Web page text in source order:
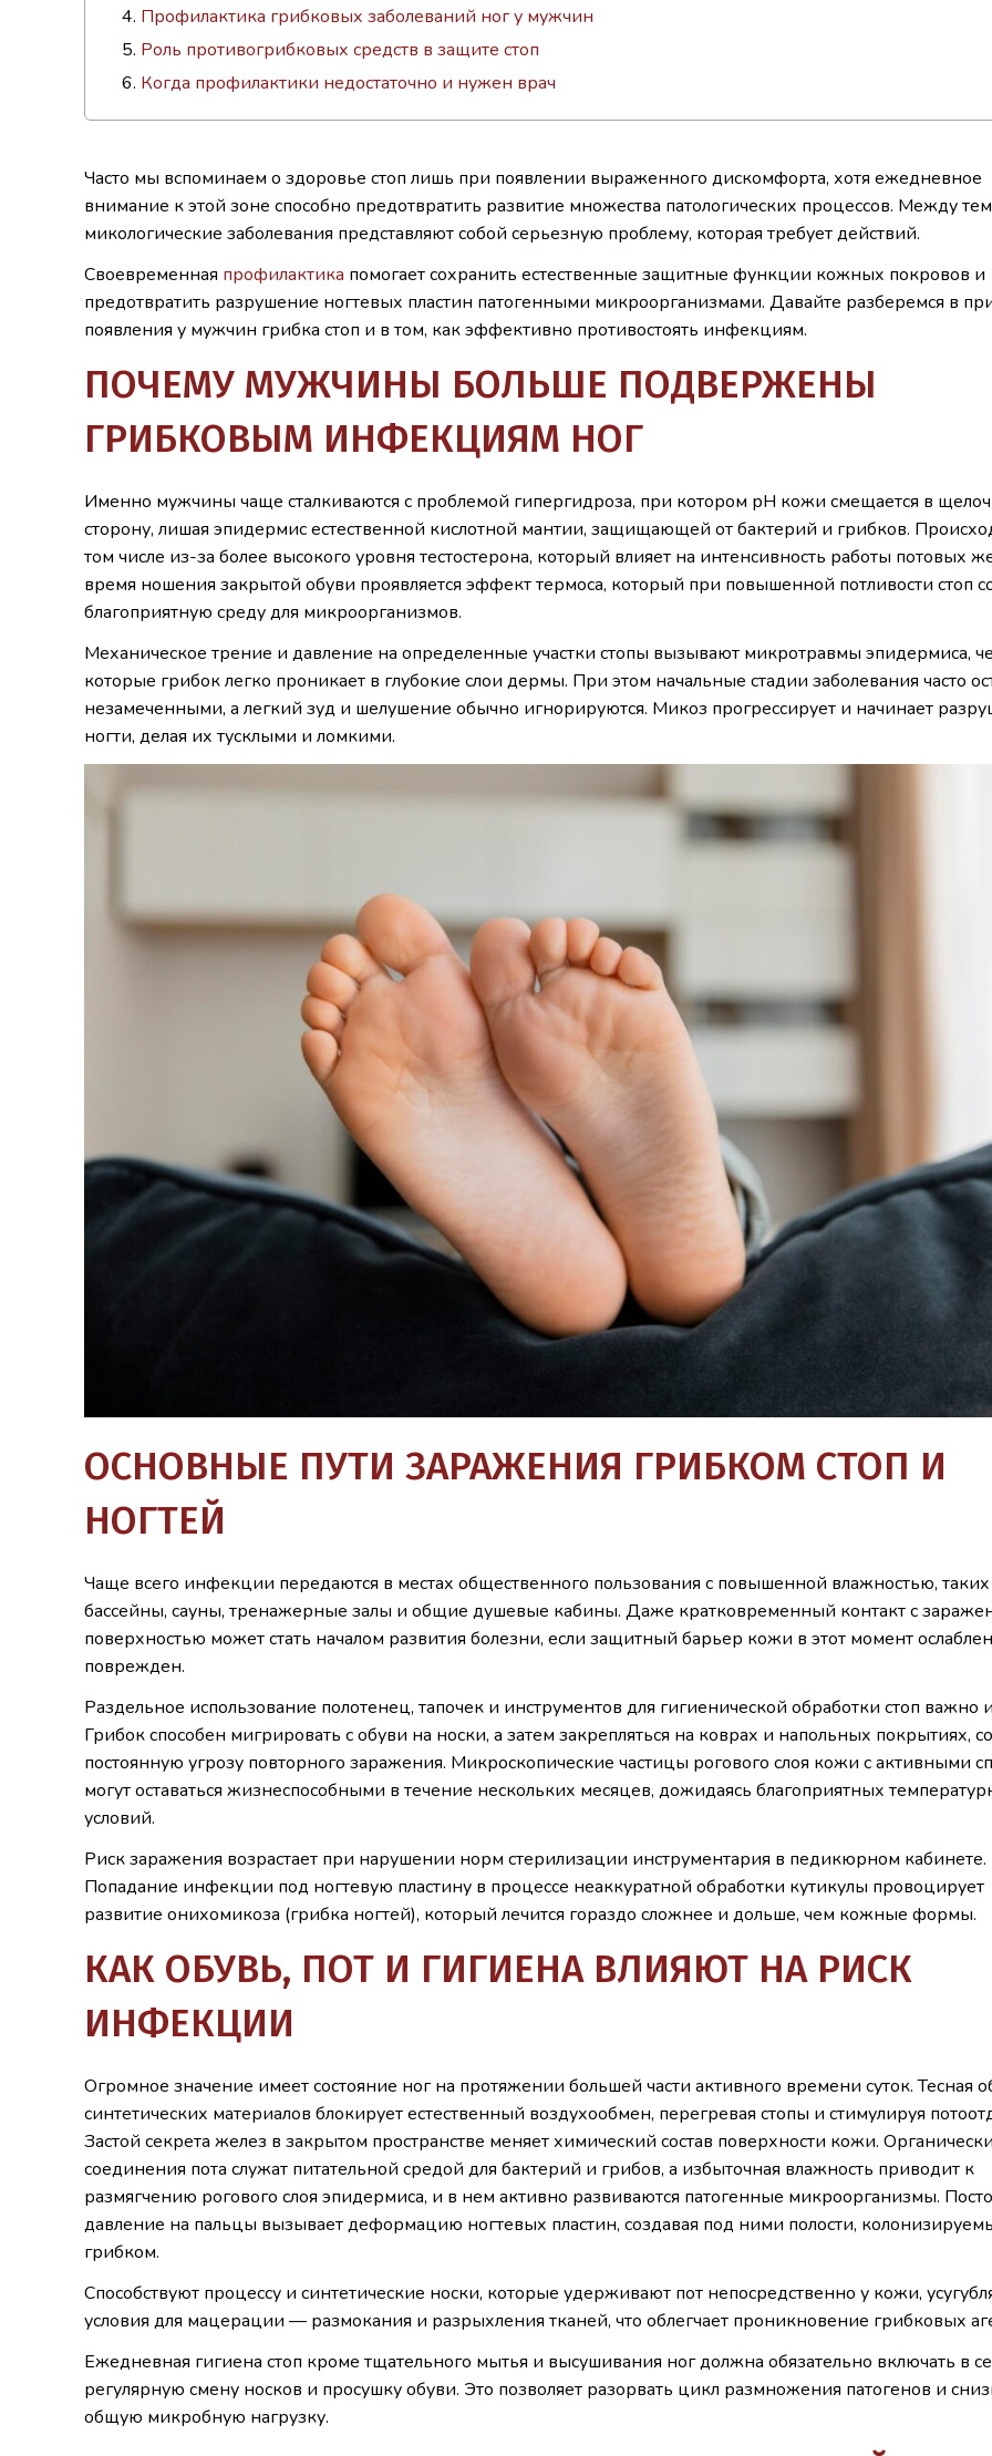
Профилактика грибковых заболеваний ног у мужчин
Роль противогрибковых средств в защите стоп
Когда профилактики недостаточно и нужен врач
Часто мы вспоминаем о здоровье стоп лишь при появлении выраженного дискомфорта, хотя ежедневное
внимание к этой зоне способно предотвратить развитие множества патологических процессов. Между тем
микологические заболевания представляют собой серьезную проблему, которая требует действий.
Своевременная профилактика помогает сохранить естественные защитные функции кожных покровов и
предотвратить разрушение ногтевых пластин патогенными микроорганизмами. Давайте разберемся в
появления у мужчин грибка стоп и в том, как эффективно противостоять инфекциям.
ПОЧЕМУ МУЖЧИНЫ БОЛЬШЕ ПОДВЕРЖЕНЫ
ГРИБКОВЫМ ИНФЕКЦИЯМ НОГ
Именно мужчины чаще сталкиваются с проблемой гипергидроза, при котором рН кожи смещается в
сторону, лишая эпидермис естественной кислотной мантии, защищающей от бактерий и грибков.
том числе из-за более высокого уровня тестостерона, который влияет на интенсивность работы потовых
время ношения закрытой обуви проявляется эффект термоса, который при повышенной потливости стоп
благоприятную среду для микроорганизмов.
Механическое трение и давление на определенные участки стопы вызывают микротравмы эпидермиса,
которые грибок легко проникает в глубокие слои дермы. При этом начальные стадии заболевания часто
незамеченными, а легкий зуд и шелушение обычно игнорируются. Микоз прогрессирует и начинает
ногти, делая их тусклыми и ломкими.
ОСНОВНЫЕ ПУТИ ЗАРАЖЕНИЯ ГРИБКОМ СТОП И
НОГТЕЙ
Чаще всего инфекции передаются в местах общественного пользования с повышенной влажностью,
бассейны, сауны, тренажерные залы и общие душевые кабины. Даже кратковременный контакт с
поверхностью может стать началом развития болезни, если защитный барьер кожи в этот момент
поврежден.
Раздельное использование полотенец, тапочек и инструментов для гигиенической обработки стоп важно
Грибок способен мигрировать с обуви на носки, а затем закрепляться на коврах и напольных покрытиях,
постоянную угрозу повторного заражения. Микроскопические частицы рогового слоя кожи с активными
могут оставаться жизнеспособными в течение нескольких месяцев, дожидаясь благоприятных
условий.
Риск заражения возрастает при нарушении норм стерилизации инструментария в педикюрном кабинете.
Попадание инфекции под ногтевую пластину в процессе неаккуратной обработки кутикулы провоцирует
развитие онихомикоза (грибка ногтей), который лечится гораздо сложнее и дольше, чем кожные формы.
КАК ОБУВЬ, ПОТ И ГИГИЕНА ВЛИЯЮТ НА РИСК
ИНФЕКЦИИ
Огромное значение имеет состояние ног на протяжении большей части активного времени суток. Тесная
синтетических материалов блокирует естественный воздухообмен, перегревая стопы и стимулируя
Застой секрета желез в закрытом пространстве меняет химический состав поверхности кожи.
соединения пота служат питательной средой для бактерий и грибов, а избыточная влажность приводит к
размягчению рогового слоя эпидермиса, и в нем активно развиваются патогенные микроорганизмы.
давление на пальцы вызывает деформацию ногтевых пластин, создавая под ними полости,
грибком.
Способствуют процессу и синтетические носки, которые удерживают пот непосредственно у кожи,
условия для мацерации — размокания и разрыхления тканей, что облегчает проникновение грибковых
Ежедневная гигиена стоп кроме тщательного мытья и высушивания ног должна обязательно включать в
регулярную смену носков и просушку обуви. Это позволяет разорвать цикл размножения патогенов и
общую микробную нагрузку.